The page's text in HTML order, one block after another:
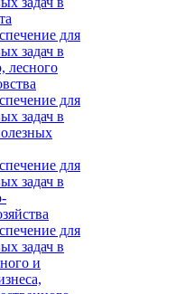
для
задач в
лесного
для
задач в
для
задач в
для
задач в
и